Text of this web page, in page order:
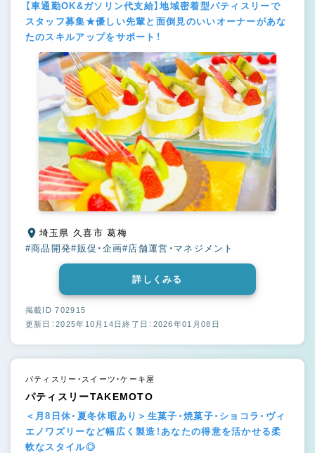
【車通勤OK&ガソリン代支給】地域密着型パティスリーで
スタッフ募集★優しい先輩と面倒見のいいオーナーがあな
たのスキルアップをサポート！
埼玉県 久喜市 葛梅
#商品開発#販促・企画#店舗運営・マネジメント
詳しくみる
掲載ID 702915
更新日：2025年10月14日終了日：2026年01月08日
パティスリー・スイーツ・ケーキ屋
パティスリーTAKEMOTO
＜月8日休・夏冬休暇あり＞生菓子・焼菓子・ショコラ・ヴィ
エノワズリーなど幅広く製造！あなたの得意を活かせる柔
軟なスタイル◎